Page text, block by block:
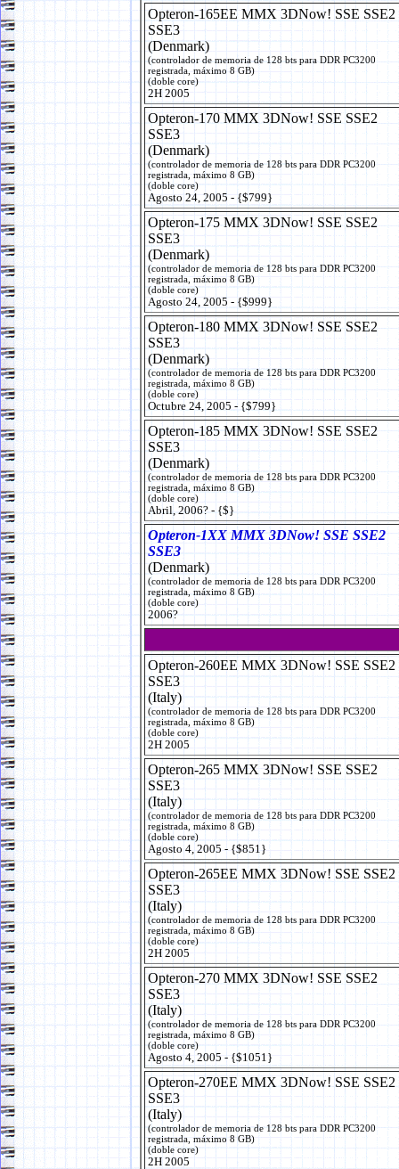
Opteron-165EE MMX 3DNow! SSE SSE2
SSE3
(Denmark)
(controlador de memoria de 128 bts para DDR PC3200
registrada, máximo 8 GB)
(doble core)
2H 2005
Opteron-170 MMX 3DNow! SSE SSE2
SSE3
(Denmark)
(controlador de memoria de 128 bts para DDR PC3200
registrada, máximo 8 GB)
(doble core)
Agosto 24, 2005 - {$799}
Opteron-175 MMX 3DNow! SSE SSE2
SSE3
(Denmark)
(controlador de memoria de 128 bts para DDR PC3200
registrada, máximo 8 GB)
(doble core)
Agosto 24, 2005 - {$999}
Opteron-180 MMX 3DNow! SSE SSE2
SSE3
(Denmark)
(controlador de memoria de 128 bts para DDR PC3200
registrada, máximo 8 GB)
(doble core)
Octubre 24, 2005 - {$799}
Opteron-185 MMX 3DNow! SSE SSE2
SSE3
(Denmark)
(controlador de memoria de 128 bts para DDR PC3200
registrada, máximo 8 GB)
(doble core)
Abril, 2006? - {$}
Opteron-1XX MMX 3DNow! SSE SSE2
SSE3
(Denmark)
(controlador de memoria de 128 bts para DDR PC3200
registrada, máximo 8 GB)
(doble core)
2006?
Opteron-260EE MMX 3DNow! SSE SSE2
SSE3
(Italy)
(controlador de memoria de 128 bts para DDR PC3200
registrada, máximo 8 GB)
(doble core)
2H 2005
Opteron-265 MMX 3DNow! SSE SSE2
SSE3
(Italy)
(controlador de memoria de 128 bts para DDR PC3200
registrada, máximo 8 GB)
(doble core)
Agosto 4, 2005 - {$851}
Opteron-265EE MMX 3DNow! SSE SSE2
SSE3
(Italy)
(controlador de memoria de 128 bts para DDR PC3200
registrada, máximo 8 GB)
(doble core)
2H 2005
Opteron-270 MMX 3DNow! SSE SSE2
SSE3
(Italy)
(controlador de memoria de 128 bts para DDR PC3200
registrada, máximo 8 GB)
(doble core)
Agosto 4, 2005 - {$1051}
Opteron-270EE MMX 3DNow! SSE SSE2
SSE3
(Italy)
(controlador de memoria de 128 bts para DDR PC3200
registrada, máximo 8 GB)
(doble core)
2H 2005